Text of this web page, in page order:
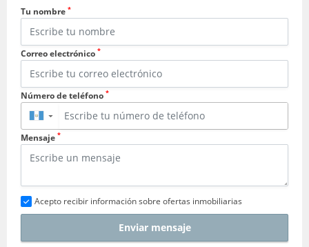
Tu nombre *
Correo electrónico *
Número de teléfono *
▼
Mensaje *
Acepto recibir información sobre ofertas inmobiliarias
Enviar mensaje